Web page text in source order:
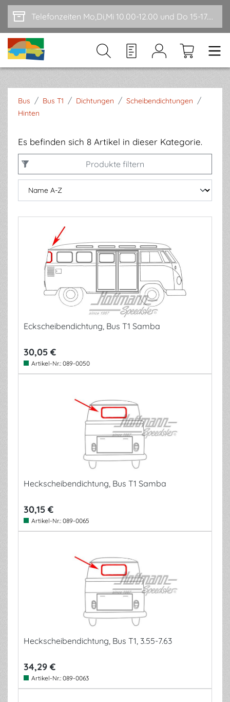
Zum Hauptinhalt springen Telefonzeiten Mo,Di,Mi 10.00-12.00 und Do 15-17.00
Bus / Bus T1 / Dichtungen / Scheibendichtungen /
Hinten
Es befinden sich 8 Artikel in dieser Kategorie.
Produkte filtern
Eckscheibendichtung, Bus T1 Samba
30,05 €
Artikel-Nr.: 089-0050
Heckscheibendichtung, Bus T1 Samba
30,15 €
Artikel-Nr.: 089-0065
Heckscheibendichtung, Bus T1, 3.55-7.63
34,29 €
Artikel-Nr.: 089-0063